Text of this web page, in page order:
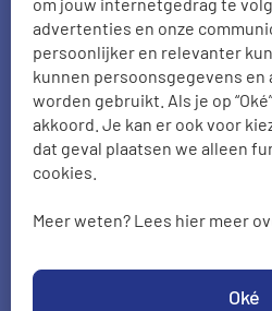
advertenties en onze
persoonlijker en relevanter
kunnen persoonsgegevens
worden gebruikt. Als je op
akkoord. Je kan er ook voor
dat geval plaatsen we alleen
cookies.
Meer weten? Lees hier meer
Oké
Huidige leverancier
Aantal personen
1 2 3 4 5